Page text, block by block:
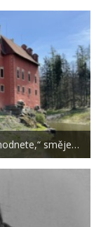
směje…